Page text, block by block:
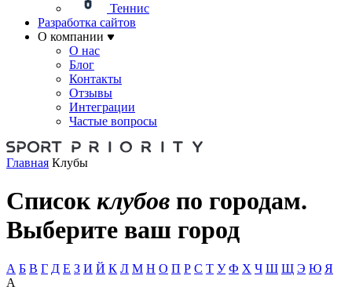
Теннис
Разработка сайтов
О компании
О нас
Блог
Контакты
Отзывы
Интеграции
Частые вопросы
Главная Клубы
Список клубов по городам.
Выберите ваш город
А Б В Г Д Е З И Й К Л М Н О П Р С Т У Ф Х Ч Ш Щ Э Ю Я
А